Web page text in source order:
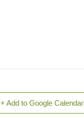
+ Add to Google Calendar